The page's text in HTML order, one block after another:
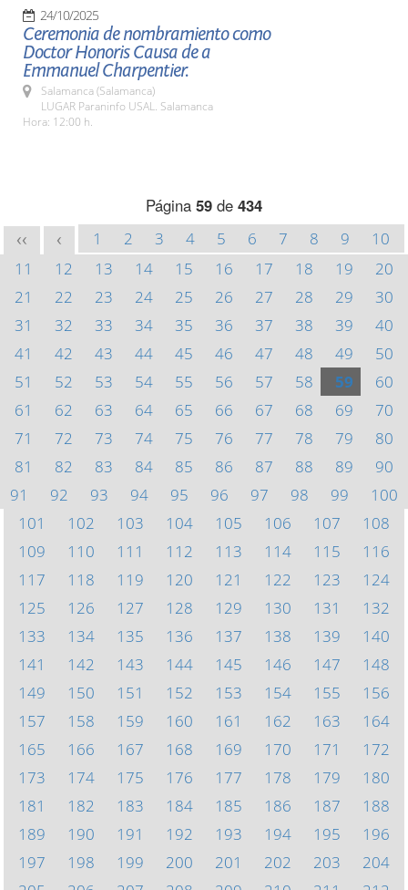
24/10/2025
Ceremonia de nombramiento como
Doctor Honoris Causa de a
Emmanuel Charpentier.
Salamanca (Salamanca)
LUGAR Paraninfo USAL. Salamanca
Hora: 12:00 h.
Página 59 de 434
<< < 1 2 3 4 5 6 7 8 9
10
11
12 13 14 15 16 17 18 19
20
21
22 23 24 25 26 27 28 29
30
31
32 33 34 35 36 37 38 39
40
41
42 43 44 45 46 47 48 49
50
51
52 53 54 55 56 57 58 59
60
61
62 63 64 65 66 67 68 69
70
71
72 73 74 75 76 77 78 79
80
81
82 83 84 85 86 87 88 89
90
91
92 93 94 95 96 97 98 99
100
101
102 103 104 105 106 107
108
109
110 111 112 113 114 115
116
117
118 119 120 121 122 123
124
125
126 127 128 129 130 131
132
133
134 135 136 137 138 139
140
141
142 143 144 145 146 147
148
149
150 151 152 153 154 155
156
157
158 159 160 161 162 163
164
165
166 167 168 169 170 171
172
173
174 175 176 177 178 179
180
181
182 183 184 185 186 187
188
189
190 191 192 193 194 195
196
197
198 199 200 201 202 203
204